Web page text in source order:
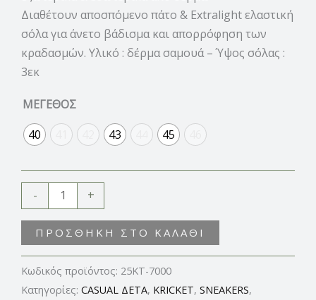
Διαθέτουν αποσπόμενο πάτο & Extralight ελαστική
σόλα για άνετο βάδισμα και απορρόφηση των
κραδασμών. Υλικό : δέρμα σαμουά – Ύψος σόλας :
3εκ
ΜΕΓΕΘΟΣ
40
43 45
- +
ΠΡΟΣΘΉΚΗ ΣΤΟ ΚΑΛΆΘΙ
Κωδικός προϊόντος: 25KT-7000
Κατηγορίες: CASUAL ΔΕΤΑ, KRICKET, SNEAKERS,